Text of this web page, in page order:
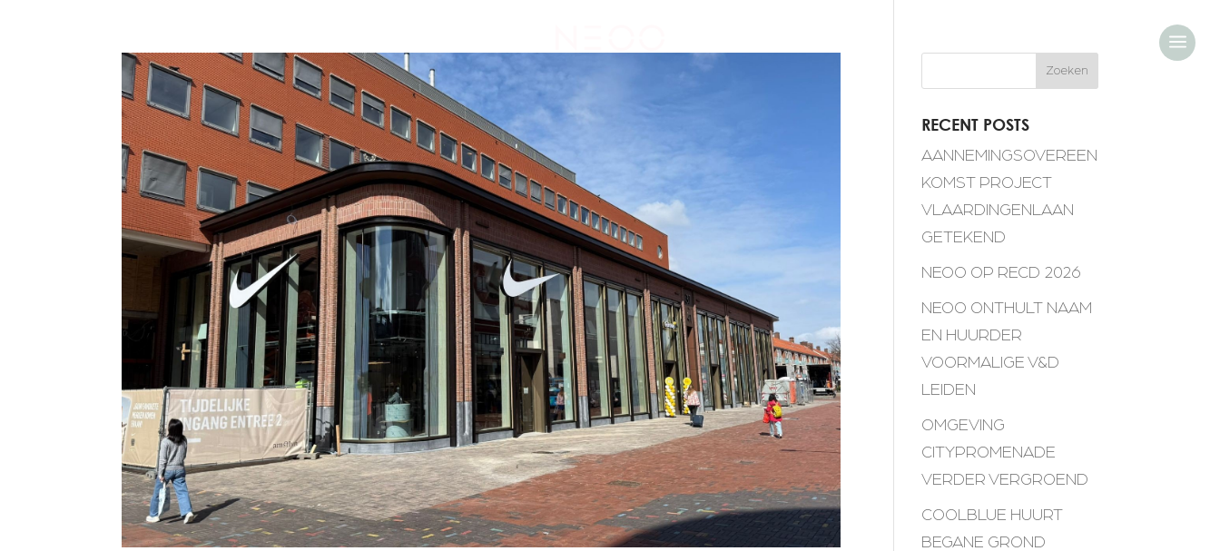
a
Zoeken
RECENT POSTS
AANNEMINGSOVEREEN
KOMST PROJECT
VLAARDINGENLAAN
GETEKEND
NEOO OP RECD 2026
NEOO ONTHULT NAAM
EN HUURDER
VOORMALIGE V&D
LEIDEN
OMGEVING
CITYPROMENADE
VERDER VERGROEND
COOLBLUE HUURT
BEGANE GROND